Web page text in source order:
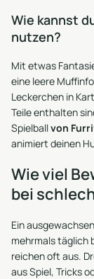
Wie kannst
nutzen?
Mit etwas
eine leere
Leckerchen in
Teile enthalten
Spielballvon
animiert deinen
Wie viel
bei
Ein
mehrmals täglich
reichen oft aus.
aus Spiel, Tricks